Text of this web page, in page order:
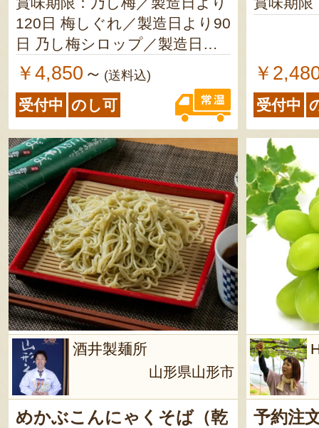
120日 梅しぐれ／製造日より90
日 乃し梅シロップ／製造日よ
り180日
￥4,850 ～ (送料込)
受付中 のし可
￥
受付中
酒井製麺所
山形県山形市
めかぶこんにゃくそば（乾
予約注